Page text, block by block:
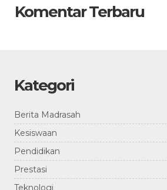
Komentar Terbaru
Kategori
Berita Madrasah
Kesiswaan
Pendidikan
Prestasi
Teknologi